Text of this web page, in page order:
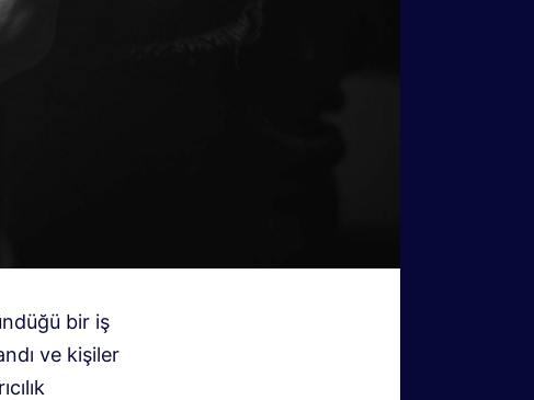
bir iş
ve kişiler